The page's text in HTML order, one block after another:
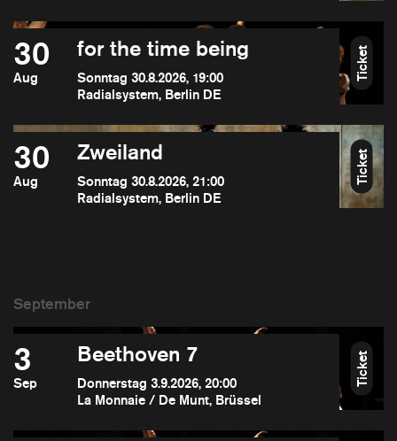
30
Aug
for the time being
Sonntag 30.8.2026, 19:00
Radialsystem, Berlin DE
Ticket
30
Aug
Zweiland
Sonntag 30.8.2026, 21:00
Radialsystem, Berlin DE
Ticket
3
Sep
Beethoven 7
Donnerstag 3.9.2026, 20:00
La Monnaie / De Munt, Brüssel
Ticket